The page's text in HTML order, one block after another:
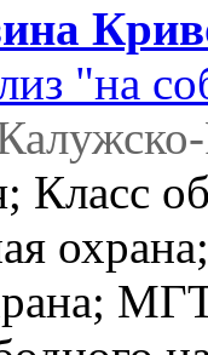
"на
Класс